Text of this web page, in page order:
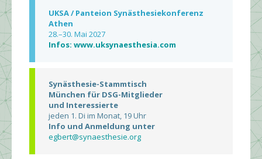
UKSA / Panteion Synästhesiekonferenz
Athen
28.–30. Mai 2027
Infos: www.uksynaesthesia.com
Synästhesie-Stammtisch
München für DSG-Mitglieder
und Interessierte
jeden 1. Di im Monat, 19 Uhr
Info und Anmeldung unter
egbert@synaesthesie.org